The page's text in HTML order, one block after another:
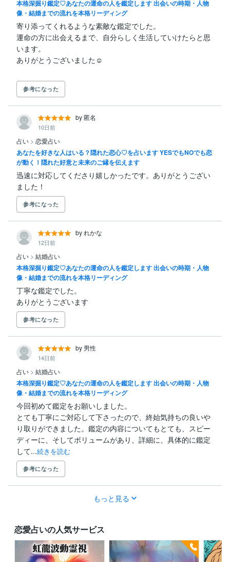
本格深掘り鑑定♡あなたの運命の人を鑑定します 出会いの時期・人物
像・結婚までの流れを本格リーディング
寄り添ってくれるような素敵な鑑定でした。
運命の方に出会えるまで、自分らしく生活していけたらと思
います。
参考になった
by 匿名
10日前
占い > 恋愛占い
あなたを好きな人はいる？隠れた恋心♡を占います YESでもNOでも恋
が動く！隠れた好意と未来のご縁を伝えます
迅速に対応してくださり嬉しかったです。ありがとうござい
ました！
参考になった
by れかな
12日前
占い > 結婚占い
本格深掘り鑑定♡あなたの運命の人を鑑定します 出会いの時期・人物
像・結婚までの流れを本格リーディング
丁寧な鑑定でした。
ありがとうございます
参考になった
by 男性
14日前
占い > 結婚占い
本格深掘り鑑定♡あなたの運命の人を鑑定します 出会いの時期・人物
像・結婚までの流れを本格リーディング
今回初めて鑑定をお願いしました。
とても丁寧にご対応して下さったので、終始気持ちの良いや
り取りができました。鑑定の内容についてもとても、スピー
ディーに、そしてボリュームがあり、詳細に、具体的に鑑定
して...続きを読む
参考になった
もっと見る
恋愛占いの人気サービス